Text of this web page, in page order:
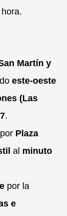
Martín y
este-oeste
(Las
.
Plaza
al minuto
por la
e